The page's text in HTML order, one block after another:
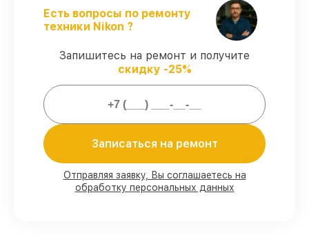
ежегодную аттестацию, что
подтверждает их уровень мастерства.
– сервис
оптического прицела P3 39x40 (25,4mm)
BDC выполняется строго в оговоренные
сроки.
Сервис с гарантией
– предоставляем
официальное гарантийное
сопровождение после восстановления.
Мы гарантируем:
Есть вопросы по ремонту
техники Nikon ?
Запишитесь на ремонт и получите
скидку -25%
Записаться на ремонт
Отправляя заявку, Вы соглашаетесь на
обработку персональных данных